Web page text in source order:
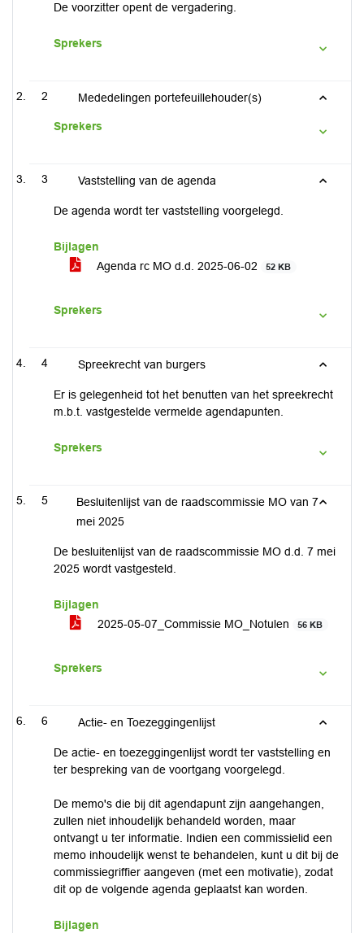
De voorzitter opent de vergadering.
Sprekers
2 Mededelingen portefeuillehouder(s)
Sprekers
3 Vaststelling van de agenda
De agenda wordt ter vaststelling voorgelegd.
Bijlagen
Agenda rc MO d.d. 2025-06-02
52 KB
Sprekers
4 Spreekrecht van burgers
Er is gelegenheid tot het benutten van het spreekrecht
m.b.t. vastgestelde vermelde agendapunten.
Sprekers
5
Besluitenlijst van de raadscommissie MO van 7
mei 2025
De besluitenlijst van de raadscommissie MO d.d. 7 mei
2025 wordt vastgesteld.
Bijlagen
2025-05-07_Commissie MO_Notulen
56 KB
Sprekers
6 Actie- en Toezeggingenlijst
De actie- en toezeggingenlijst wordt ter vaststelling en
ter bespreking van de voortgang voorgelegd.
De memo's die bij dit agendapunt zijn aangehangen,
zullen niet inhoudelijk behandeld worden, maar
ontvangt u ter informatie. Indien een commissielid een
memo inhoudelijk wenst te behandelen, kunt u dit bij de
commissiegriffier aangeven (met een motivatie), zodat
dit op de volgende agenda geplaatst kan worden.
Bijlagen